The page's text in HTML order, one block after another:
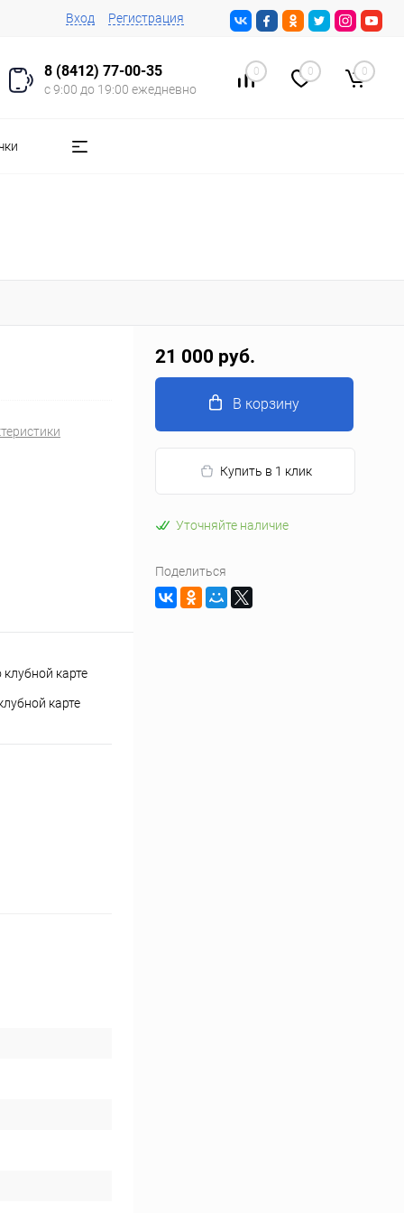
Вход Регистрация
8 (8412) 77-00-35
с 9:00 до 19:00 ежедневно
0 0 0
карте
21 000 руб.
В корзину
Купить в 1 клик
Уточняйте наличие
Поделиться